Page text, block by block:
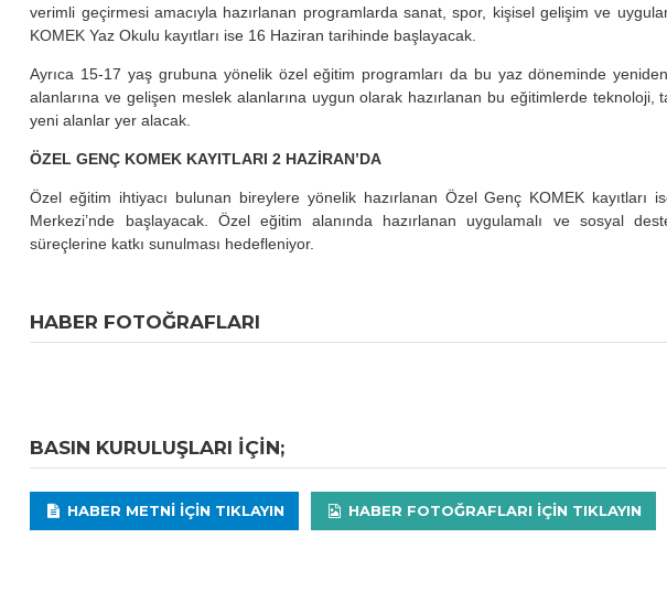
verimli geçirmesi amacıyla hazırlanan programlarda sanat, spor, kişisel gelişim ve
KOMEK Yaz Okulu kayıtları ise 16 Haziran tarihinde başlayacak.
Ayrıca 15-17 yaş grubuna yönelik özel eğitim programları da bu yaz döneminde
alanlarına ve gelişen meslek alanlarına uygun olarak hazırlanan bu eğitimlerde teknoloji,
yeni alanlar yer alacak.
ÖZEL GENÇ KOMEK KAYITLARI 2 HAZİRAN’DA
Özel eğitim ihtiyacı bulunan bireylere yönelik hazırlanan Özel Genç KOMEK kayıtları
Merkezi’nde başlayacak. Özel eğitim alanında hazırlanan uygulamalı ve sosyal
süreçlerine katkı sunulması hedefleniyor.
HABER FOTOĞRAFLARI
BASIN KURULUŞLARI IÇIN;
HABER METNI IÇIN TIKLAYIN HABER FOTOĞRAFLARI IÇIN TIKLAYIN